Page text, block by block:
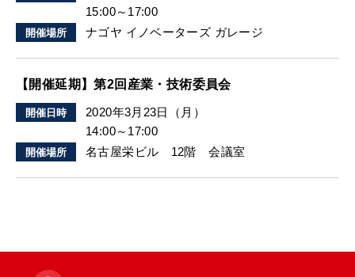
15:00～17:00
開催場所 ナゴヤ イノベーターズ ガレージ
【開催延期】第2回産業・技術委員会
開催日時
2020年3月23日（月）
14:00～17:00
開催場所 名古屋栄ビル 12階 会議室